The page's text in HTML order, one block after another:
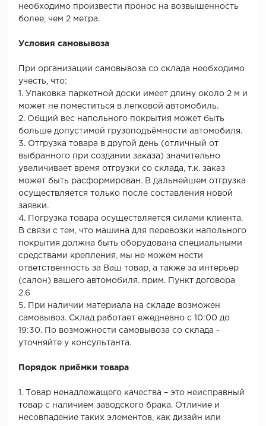
необходимо произвести пронос на возвышенность
более, чем 2 метра.
Условия самовывоза
При организации самовывоза со склада необходимо
учесть, что:
1. Упаковка паркетной доски имеет длину около 2 м и
может не поместиться в легковой автомобиль.
2. Общий вес напольного покрытия может быть
больше допустимой грузоподъёмности автомобиля.
3. Отгрузка товара в другой день (отличный от
выбранного при создании заказа) значительно
увеличивает время отгрузки со склада, т.к. заказ
может быть расформирован. В дальнейшем отгрузка
осуществляется только после составления новой
заявки.
4. Погрузка товара осуществляется силами клиента.
В связи с тем, что машина для перевозки напольного
покрытия должна быть оборудована специальными
средствами крепления, мы не можем нести
ответственность за Ваш товар, а также за интерьер
(салон) вашего автомобиля. прим. Пункт договора
2.6
5. При наличии материала на складе возможен
самовывоз. Склад работает ежедневно с 10:00 до
19:30. По возможности самовывоза со склада -
уточняйте у консультанта.
Порядок приёмки товара
1. Товар ненадлежащего качества – это неисправный
товар с наличием заводского брака. Отличие и
несовпадение таких элементов, как дизайн или